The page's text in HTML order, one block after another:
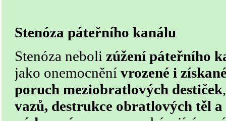
Stenóza páteřního kanálu
Stenóza neboli zúžení páteřního
jako onemocnění vrozené i
poruch meziobratlových destiček
vazů, destrukce obratlových těl